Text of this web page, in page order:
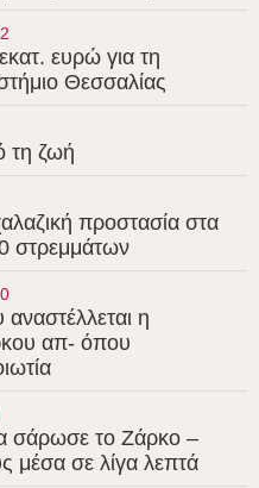
ευρώ για τη
Θεσσαλίας
τη ζωή
προστασία στα
στρεμμάτων
η
απ- όπου
σάρωσε το Ζάρκο –
μέσα σε λίγα λεπτά